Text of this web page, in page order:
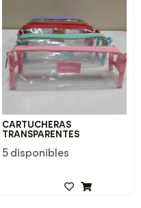
CARTUCHERAS
TRANSPARENTES
5 disponibles